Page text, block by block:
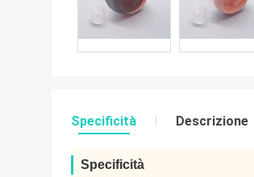
Specificità Descrizione
Specificità